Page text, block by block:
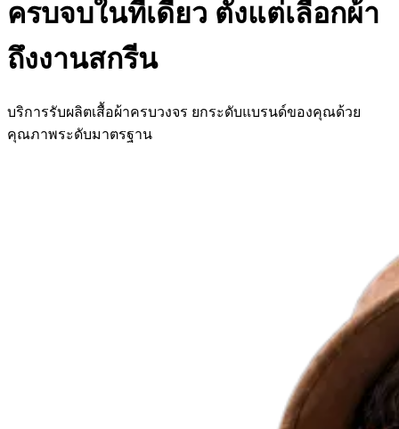
ครบจบในที่เดียว ตั้งแต่เลือกผ้า
ถึงงานสกรีน
บริการรับผลิตเสื้อผ้าครบวงจร ยกระดับแบรนด์ของคุณด้วย
คุณภาพระดับมาตรฐาน